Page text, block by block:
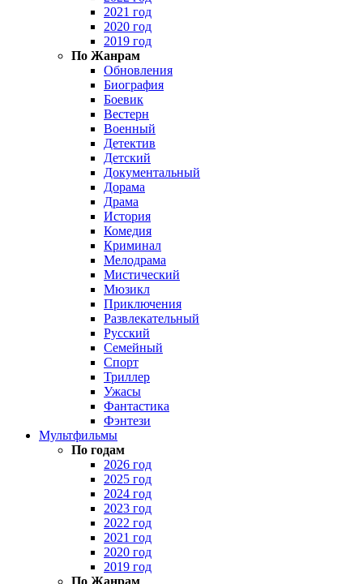
2021 год
2020 год
2019 год
По Жанрам
Обновления
Биография
Боевик
Вестерн
Военный
Детектив
Детский
Документальный
Дорама
Драма
История
Комедия
Криминал
Мелодрама
Мистический
Мюзикл
Приключения
Развлекательный
Русский
Семейный
Спорт
Триллер
Ужасы
Фантастика
Фэнтези
Мультфильмы
По годам
2026 год
2025 год
2024 год
2023 год
2022 год
2021 год
2020 год
2019 год
По Жанрам